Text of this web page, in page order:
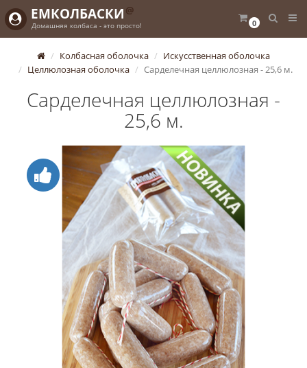
0
ЕМКОЛБАСКИ @
Домашняя колбаса - это просто!
Колбасная оболочка
Искусственная оболочка
Целлюлозная оболочка
Сарделечная целлюлозная - 25,6 м.
Сарделечная целлюлозная -
25,6 м.